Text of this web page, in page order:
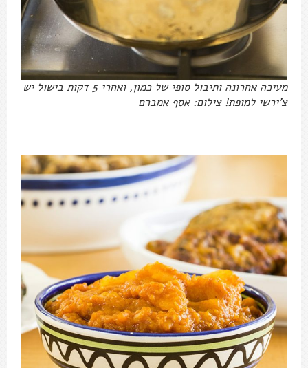
מעיכה אחרונה ותיבול סופי של כמון, ואחרי 5 דקות בישול יש
צ'ירשי למופת! צילום: אסף אמברם